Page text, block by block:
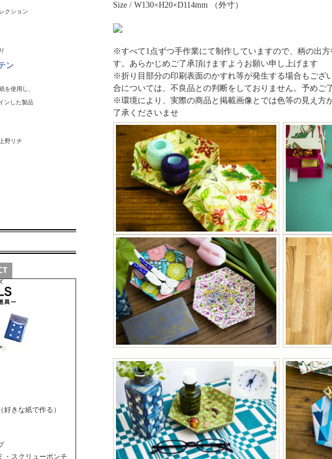
クション
を使用し、
ンした製品
野リチ
きな紙で作る）
・スクリューポンチ
Size / W130×H20×D114mm （外寸）
※すべて1点ずつ手作業にて制作していますので、柄の出
す。あらかじめご了承頂けますようお願い申し上げます
※折り目部分の印刷表面のかすれ等が発生する場合もござ
合については、不良品との判断をしておりません。予めご
※環境により、実際の商品と掲載画像とでは色等の見え方
了承くださいませ